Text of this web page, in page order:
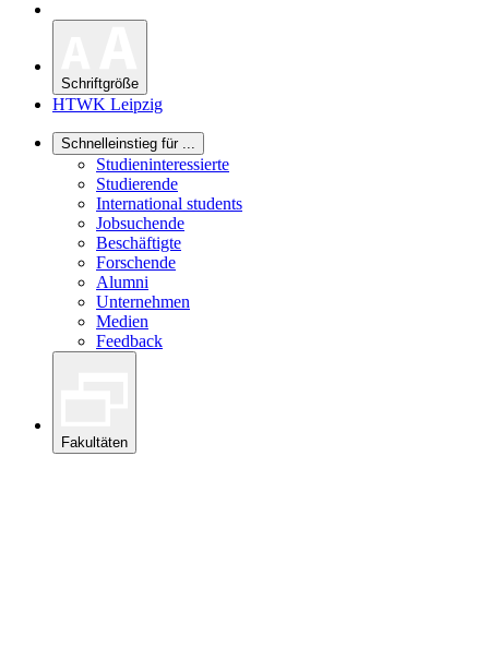
Schriftgröße
HTWK Leipzig
Schnelleinstieg für ...
Studieninteressierte
Studierende
International students
Jobsuchende
Beschäftigte
Forschende
Alumni
Unternehmen
Medien
Feedback
Fakultäten